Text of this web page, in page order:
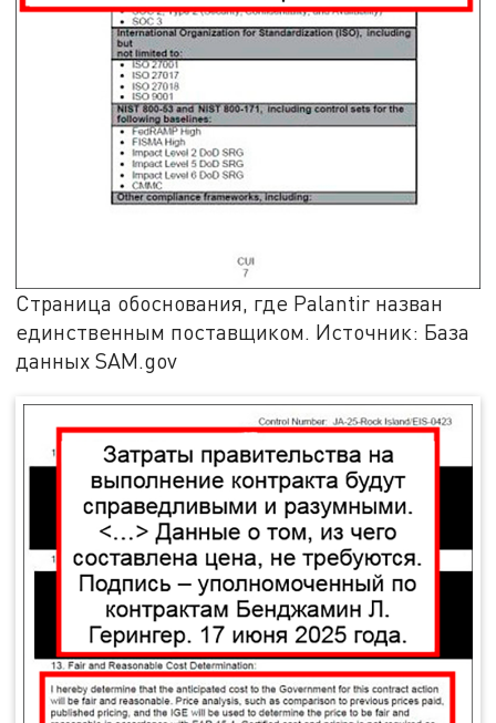
Страница обоснования, где Palantir назван
единственным поставщиком. Источник: База
данных SAM.gov